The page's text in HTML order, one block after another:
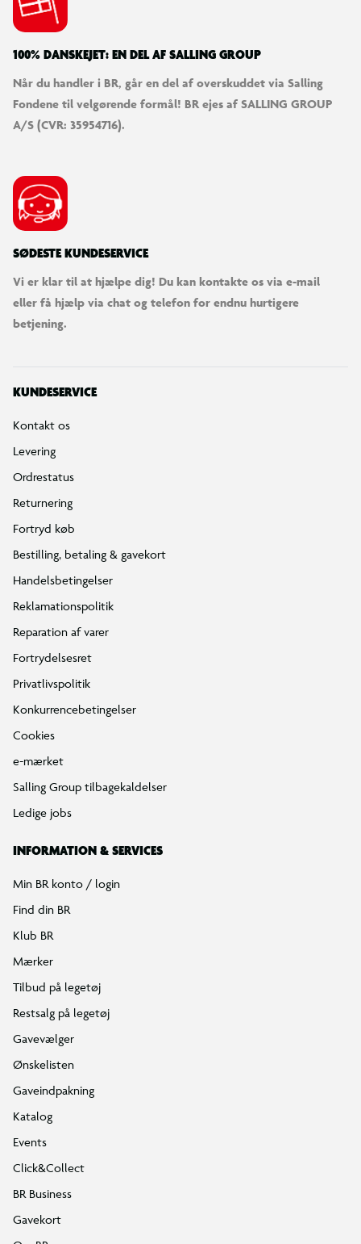
100% DANSKEJET: EN DEL AF SALLING GROUP
Når du handler i BR, går en del af overskuddet via Salling
Fondene til velgørende formål! BR ejes af SALLING GROUP
A/S (CVR: 35954716).
SØDESTE KUNDESERVICE
Vi er klar til at hjælpe dig! Du kan kontakte os via e-mail
eller få hjælp via chat og telefon for endnu hurtigere
betjening.
KUNDESERVICE
Kontakt os
Levering
Ordrestatus
Returnering
Fortryd køb
Bestilling, betaling & gavekort
Handelsbetingelser
Reklamationspolitik
Reparation af varer
Fortrydelsesret
Privatlivspolitik
Konkurrencebetingelser
Cookies
e-mærket
Salling Group tilbagekaldelser
Ledige jobs
INFORMATION & SERVICES
Min BR konto / login
Find din BR
Klub BR
Mærker
Tilbud på legetøj
Restsalg på legetøj
Gavevælger
Ønskelisten
Gaveindpakning
Katalog
Events
Click&Collect
BR Business
Gavekort